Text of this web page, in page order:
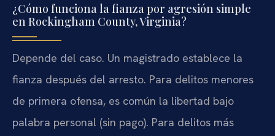
¿Cómo funciona la fianza por agresión simple
en Rockingham County, Virginia?
Depende del caso. Un magistrado establece la
fianza después del arresto. Para delitos menores
de primera ofensa, es común la libertad bajo
palabra personal (sin pago). Para delitos más